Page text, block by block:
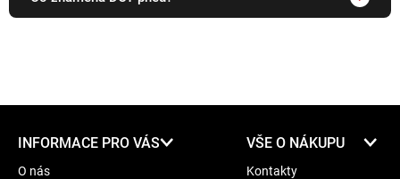
INFORMACE PRO VÁS
O nás
VŠE O NÁKUPU
Kontakty